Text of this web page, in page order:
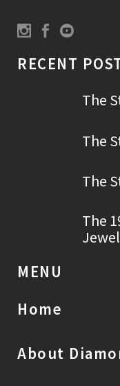
RECENT
The
The
The
The
MENU
Home
About